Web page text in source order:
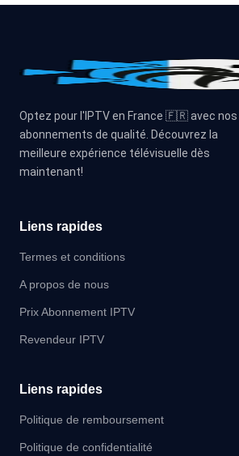
Optez pour l'IPTV en France 🇫🇷 avec nos
abonnements de qualité. Découvrez la
meilleure expérience télévisuelle dès
maintenant!
Liens rapides
Termes et conditions
A propos de nous
Prix Abonnement IPTV
Revendeur IPTV
Liens rapides
Politique de remboursement
Politique de confidentialité